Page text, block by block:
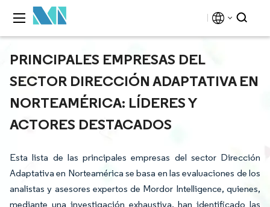
PRINCIPALES EMPRESAS DEL
SECTOR DIRECCIÓN ADAPTATIVA EN
NORTEAMÉRICA: LÍDERES Y
ACTORES DESTACADOS
Esta lista de las principales empresas del sector Dirección
Adaptativa en Norteamérica se basa en las evaluaciones de los
analistas y asesores expertos de Mordor Intelligence, quienes,
mediante una investigación exhaustiva, han identificado las